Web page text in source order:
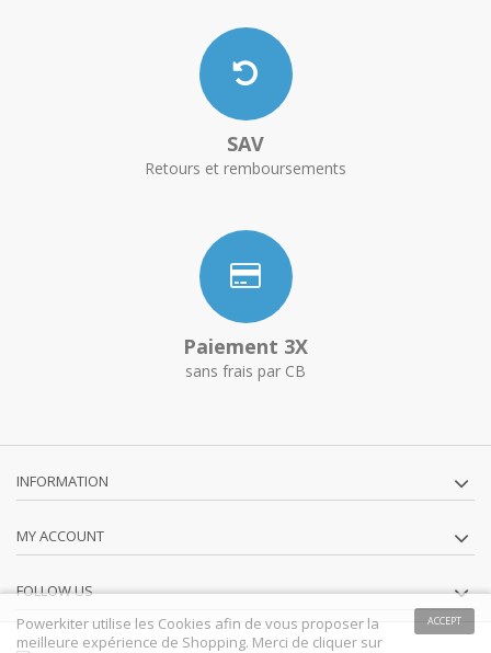
SAV
Retours et remboursements
Paiement 3X
sans frais par CB
INFORMATION
MY ACCOUNT
FOLLOW US
ACCEPT
Powerkiter utilise les Cookies afin de vous proposer la
meilleure expérience de Shopping. Merci de cliquer sur